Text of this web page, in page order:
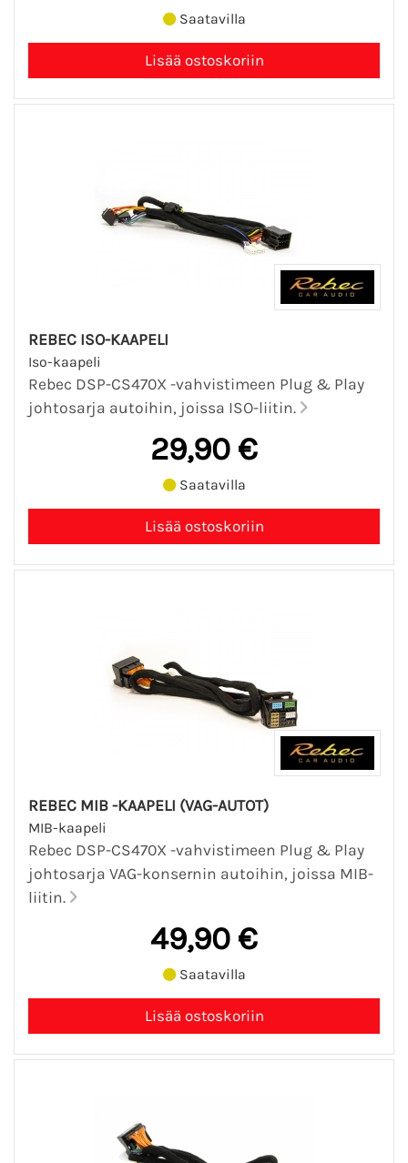
Saatavilla
REBEC ISO-KAAPELI
Iso-kaapeli
Rebec DSP-CS470X -vahvistimeen Plug & Play
johtosarja autoihin, joissa ISO-liitin.
29,90 €
Saatavilla
REBEC MIB -KAAPELI (VAG-AUTOT)
MIB-kaapeli
Rebec DSP-CS470X -vahvistimeen Plug & Play
johtosarja VAG-konsernin autoihin, joissa MIB-
liitin.
49,90 €
Saatavilla